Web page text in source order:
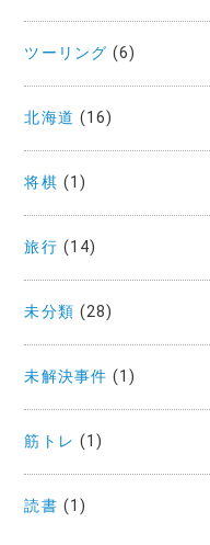
ツーリング (6)
北海道 (16)
将棋 (1)
旅行 (14)
未分類 (28)
未解決事件 (1)
筋トレ (1)
読書 (1)